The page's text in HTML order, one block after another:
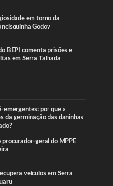
em torno da
Godoy
BEPI comenta prisões e
em Serra Talhada
emergentes: por que a
da germinação das daninhas
procurador-geral do MPPE
veículos em Serra